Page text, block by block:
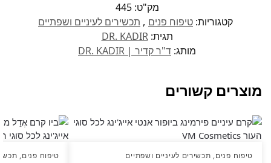
מק"ט:445
קטגוריות: טיפוח פנים , תכשירים לעיניים ושפתיים
תגית:DR. KADIR
מותג: ד"ר קדיר | DR. KADIR
מוצרים קשורים
טיפוח פנים, תכשירים לעיניים ושפתיים טיפוח פנים,